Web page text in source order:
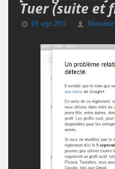
Tuer (suite et
01 sept 2011